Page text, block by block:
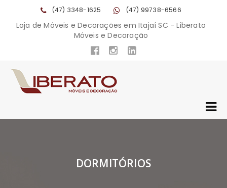
(47) 3348-1625 (47) 99738-6566
Loja de Móveis e Decorações em Itajaí SC - Liberato
Móveis e Decoração
DORMITÓRIOS